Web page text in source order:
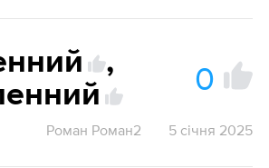
,
0
Роман Роман2 5 січня 2025